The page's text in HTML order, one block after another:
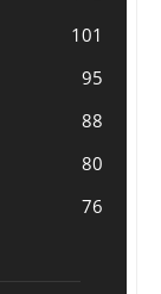
101
95
88
80
76